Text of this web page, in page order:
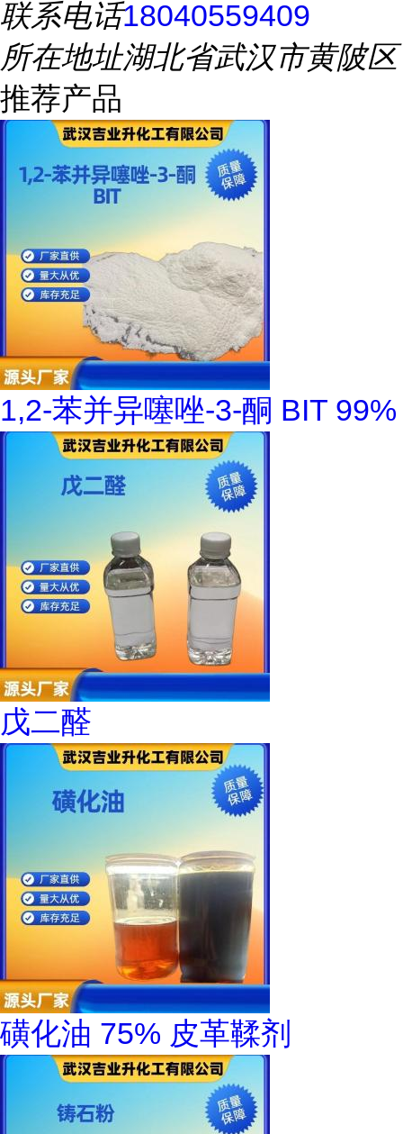
联系电话18040559409
所在地址湖北省武汉市黄陂区
推荐产品
1,2-苯并异噻唑-3-酮 BIT 99%
戊二醛
磺化油 75% 皮革鞣剂